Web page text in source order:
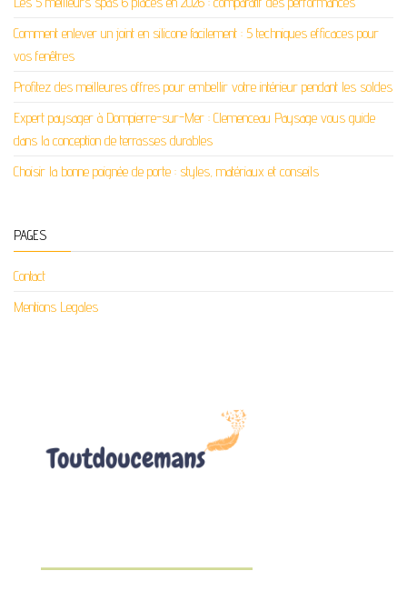
Comment enlever un joint en silicone facilement : 5 techniques efficaces pour
vos fenêtres
Profitez des meilleures offres pour embellir votre intérieur pendant les soldes
Expert paysager à Dompierre-sur-Mer : Clemenceau Paysage vous guide
dans la conception de terrasses durables
Choisir la bonne poignée de porte : styles, matériaux et conseils
PAGES
Contact
Mentions Legales